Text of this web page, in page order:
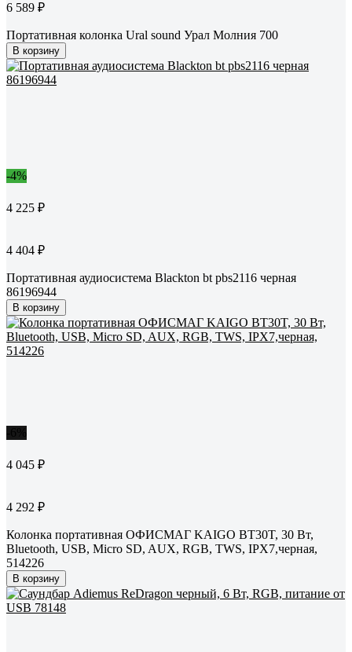
6 589 ₽
Портативная колонка Ural sound Урал Молния 700
В корзину
-4%
4 225 ₽
4 404 ₽
Портативная аудиосистема Blackton bt pbs2116 черная
86196944
В корзину
4 045 ₽
4 292 ₽
Колонка портативная ОФИСМАГ KAIGO BT30T, 30 Вт,
Bluetooth, USB, Micro SD, AUX, RGB, TWS, IPX7,черная,
514226
В корзину